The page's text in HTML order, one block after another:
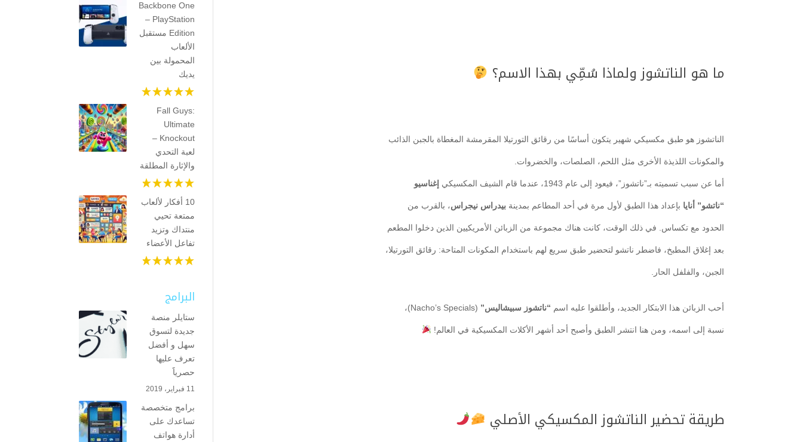
ما هو الناتشوز ولماذا سُمِّي بهذا الاسم؟
الناتشوز هو طبق مكسيكي شهير يتكون أساسًا من رقائق التورتيلا المقرمشة المغطاة بالجبن الذائب
والمكونات اللذيذة الأخرى مثل اللحم، الصلصات، والخضروات.
أما عن سبب تسميته بـ”ناتشوز”، فيعود إلى عام 1943، عندما قام الشيف المكسيكي إغناسيو
“ناتشو” أنايا بإعداد هذا الطبق لأول مرة في أحد المطاعم بمدينة بيدراس نيجراس، بالقرب من
الحدود مع تكساس. في ذلك الوقت، كانت هناك مجموعة من الزبائن الأمريكيين الذين دخلوا المطعم
بعد إغلاق المطبخ، فاضطر ناتشو لتحضير طبق سريع لهم باستخدام المكونات المتاحة: رقائق التورتيلا،
الجبن، والفلفل الحار.
أحب الزبائن هذا الابتكار الجديد، وأطلقوا عليه اسم “ناتشوز سبيشاليس” (Nacho’s Specials)،
نسبة إلى اسمه، ومن هنا انتشر الطبق وأصبح أحد أشهر الأكلات المكسيكية في العالم!
طريقة تحضير الناتشوز المكسيكي الأصلي
Backbone One
– PlayStation
Edition مستقبل
الألعاب
المحمولة بين
يديك
Fall Guys:
Ultimate
Knockout –
لعبة التحدي
والإثارة المطلقة
10 أفكار لألعاب
ممتعة تحيي
منتداك وتزيد
تفاعل الأعضاء
البرامج
ستايلر منصة
جديدة لتسوق
سهل و أفضل
تعرف عليها
حصرياََ
11 فبراير، 2019
برامج متخصصة
تساعدك على
أدارة هواتف